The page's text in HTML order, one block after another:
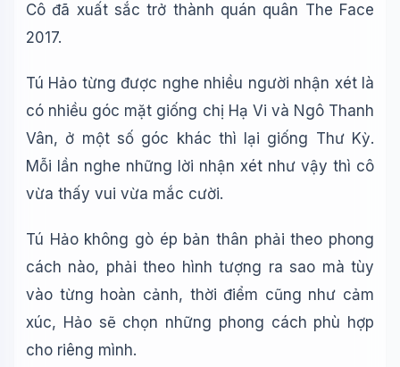
Cô đã xuất sắc trở thành quán quân The Face
2017.
Tú Hảo từng được nghe nhiều người nhận xét là
có nhiều góc mặt giống chị Hạ Vi và Ngô Thanh
Vân, ở một số góc khác thì lại giống Thư Kỳ.
Mỗi lần nghe những lời nhận xét như vậy thì cô
vừa thấy vui vừa mắc cười.
Tú Hảo không gò ép bản thân phải theo phong
cách nào, phải theo hình tượng ra sao mà tùy
vào từng hoàn cảnh, thời điểm cũng như cảm
xúc, Hảo sẽ chọn những phong cách phù hợp
cho riêng mình.